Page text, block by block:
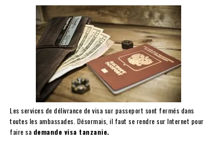
Les services de délivrance de visa sur passeport sont fermés dans
toutes les ambassades. Désormais, il faut se rendre sur Internet pour
faire sa demande visa tanzanie.